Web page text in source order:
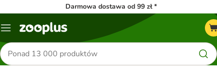
Darmowa dostawa od 99 zł *
Menu
Szukaj
produktów